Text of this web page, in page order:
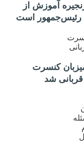
آموزش از
رئیس‌جمهور است
کنسرت
شد